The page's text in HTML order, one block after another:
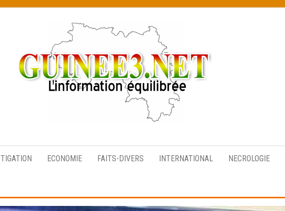
équilibrée
ECONOMIE FAITS-DIVERS INTERNATIONAL NECROLOGIE